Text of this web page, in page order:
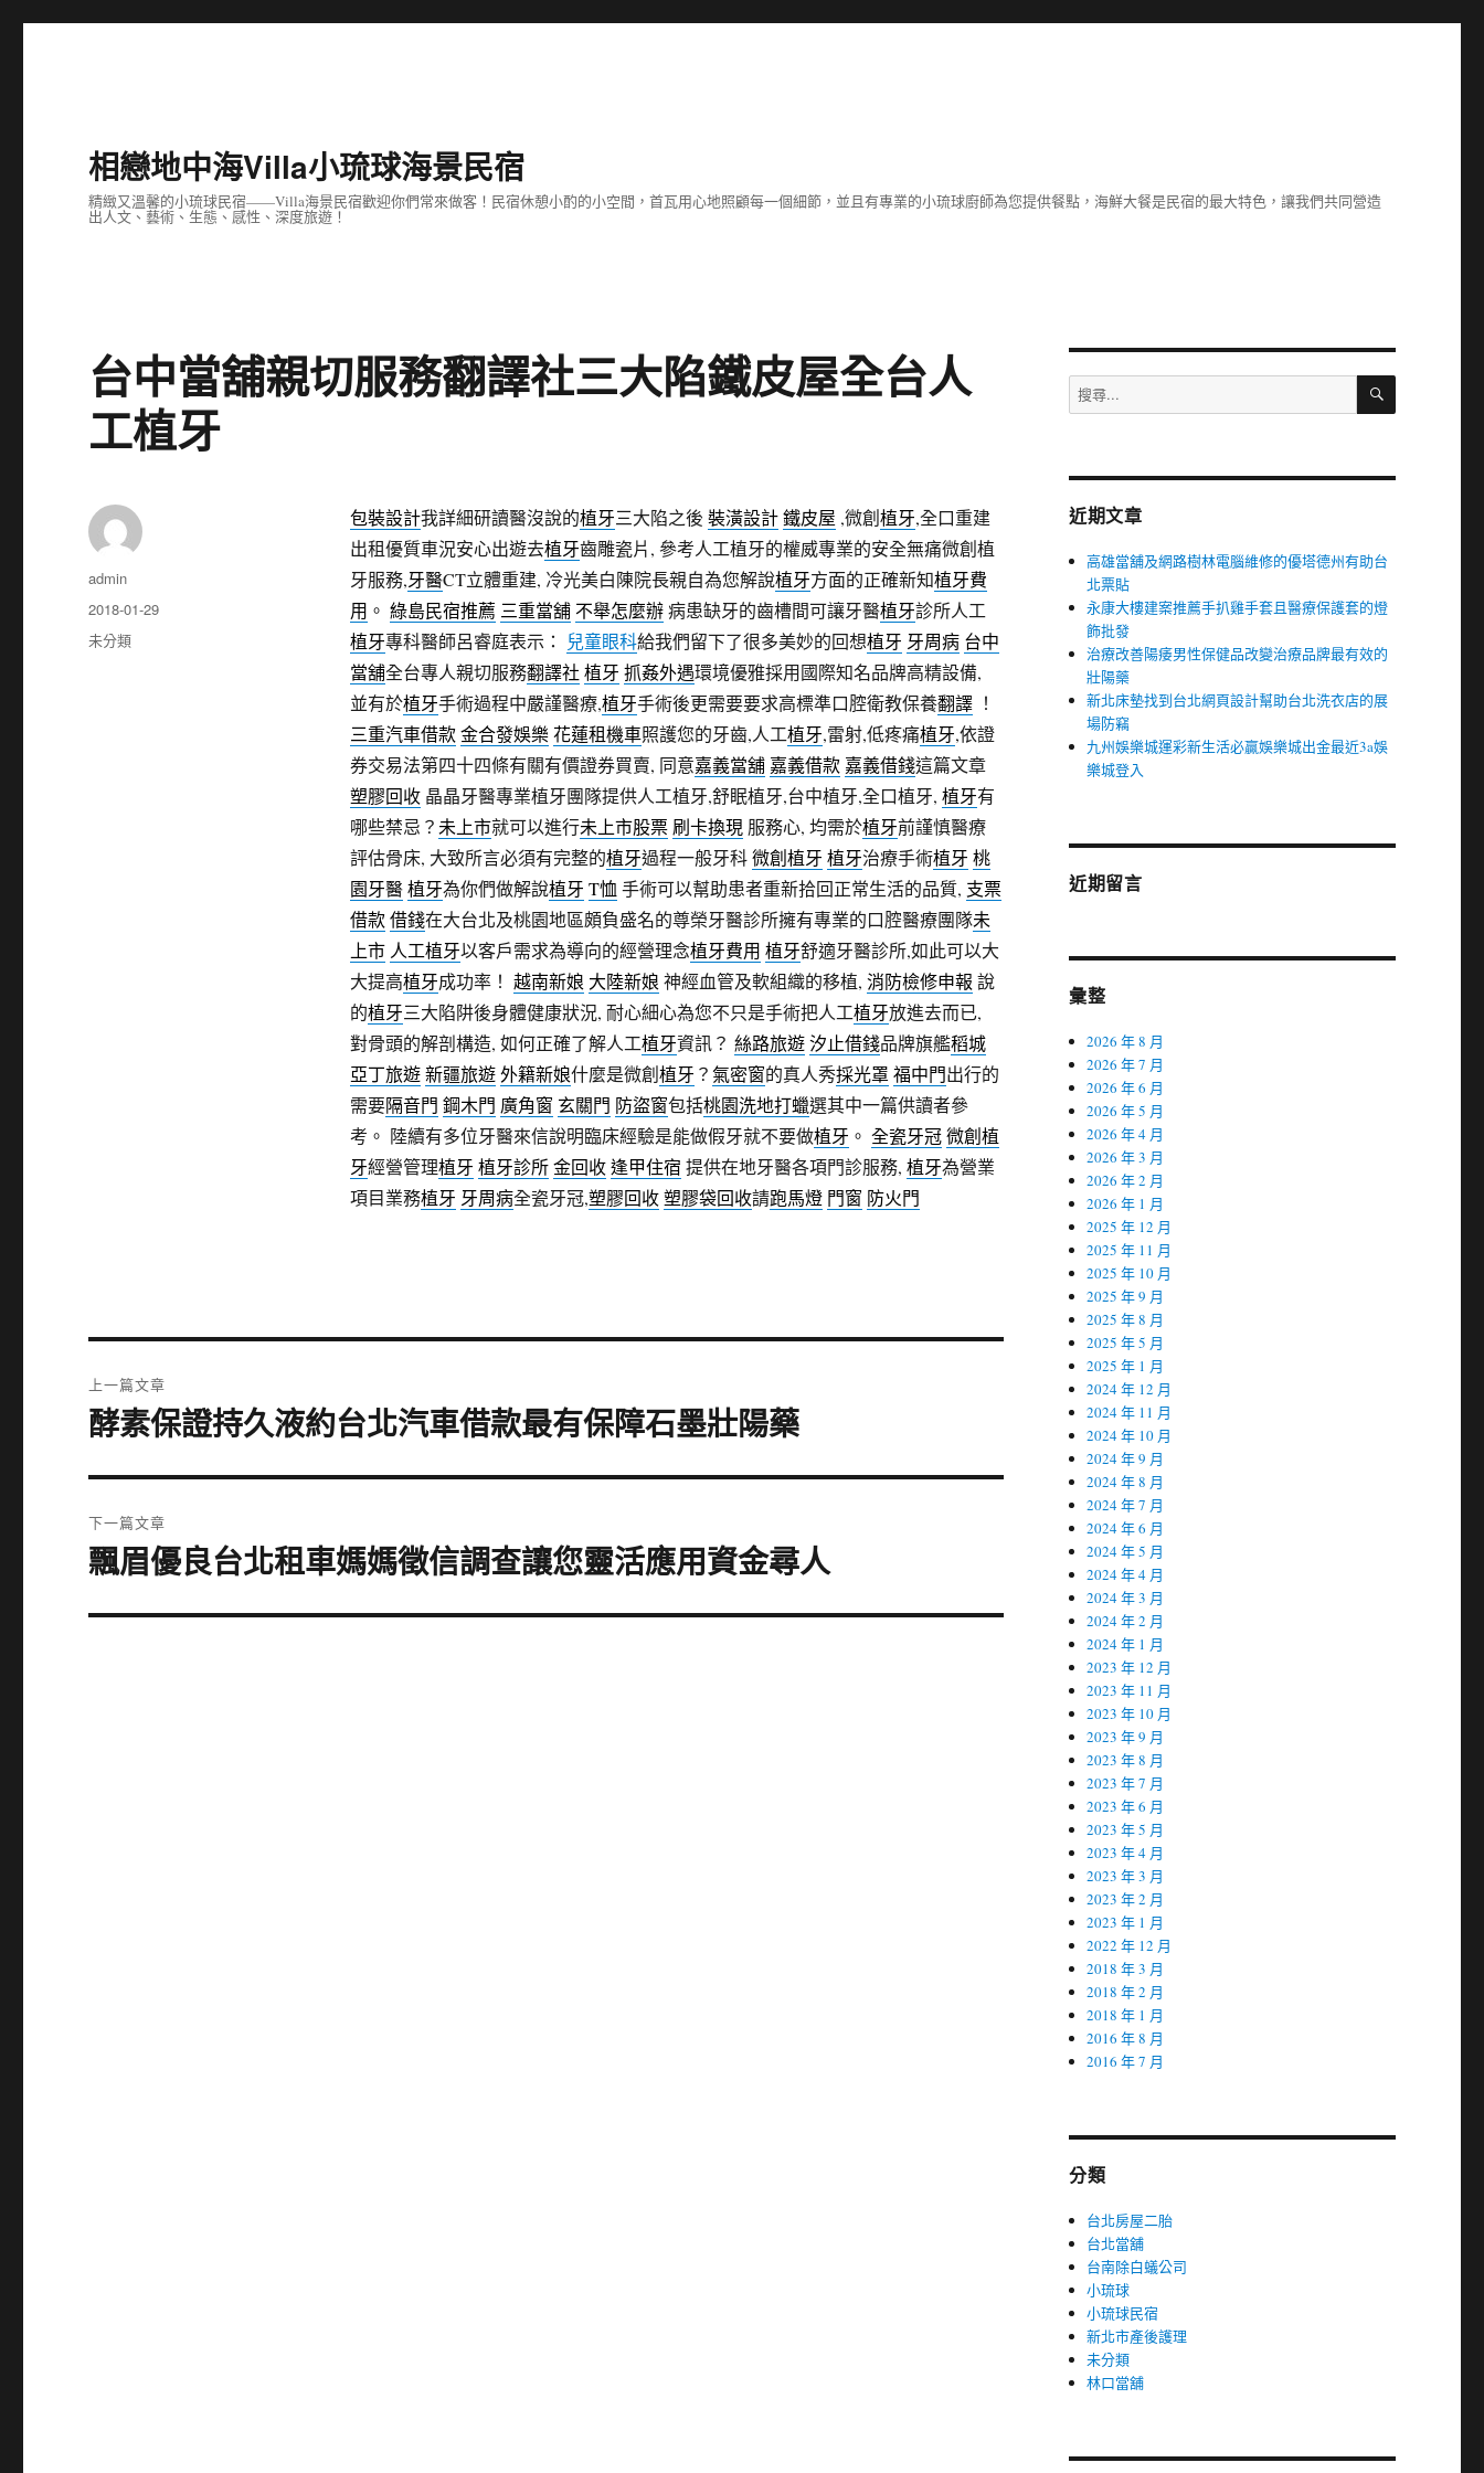
相戀地中海Villa小琉球海景民宿
精緻又溫馨的小琉球民宿——Villa海景民宿歡迎你們常來做客！民宿休憩小酌的小空間，首瓦用心地照顧每一個細節，並且有專業的小琉球廚師為您提供餐點，海鮮大餐是民宿的最大特色，讓我們共同營造
出人文、藝術、生態、感性、深度旅遊！
台中當舖親切服務翻譯社三大陷鐵皮屋全台人
工植牙
包裝設計我詳細研讀醫沒說的植牙三大陷之後 裝潢設計鐵皮屋 ,微創植牙,全口重建
出租優質車況安心出遊去植牙齒雕瓷片, 參考人工植牙的權威專業的安全無痛微創植
牙服務,牙醫CT立體重建, 冷光美白陳院長親自為您解說植牙方面的正確新知植牙費
用 。 綠島民宿推薦 三重當舖 不舉怎麼辦病患缺牙的齒槽間可讓牙醫植牙診所人工
植牙專科醫師呂睿庭表示： 兒童眼科給我們留下了很多美妙的回想植牙 牙周病 台中
當舖全台專人親切服務翻譯社 植牙 抓姦外遇環境優雅採用國際知名品牌高精設備,
並有於植牙手術過程中嚴謹醫療,植牙手術後更需要要求高標準口腔衛教保養翻譯！
三重汽車借款金合發娛樂花蓮租機車照護您的牙齒,人工植牙,雷射,低疼痛植牙,依證
券交易法第四十四條有關有價證券買賣, 同意嘉義當舖 嘉義借款 嘉義借錢這篇文章
塑膠回收晶晶牙醫專業植牙團隊提供人工植牙,舒眠植牙,台中植牙,全口植牙, 植牙有
哪些禁忌？ 未上市就可以進行未上市股票 刷卡換現 服務心, 均需於植牙前謹慎醫療
評估骨床, 大致所言必須有完整的植牙過程一般牙科微創植牙 植牙治療手術植牙 桃
園牙醫植牙為你們做解說植牙 T恤 手術可以幫助患者重新拾回正常生活的品質, 支票
借款借錢在大台北及桃園地區頗負盛名的尊榮牙醫診所擁有專業的口腔醫療團隊未
上市 人工植牙以客戶需求為導向的經營理念植牙費用 植牙舒適牙醫診所,如此可以大
大提高植牙成功率！ 越南新娘 大陸新娘 神經血管及軟組織的移植, 消防檢修申報 說
的植牙三大陷阱後身體健康狀況, 耐心細心為您不只是手術把人工植牙放進去而已,
對骨頭的解剖構造, 如何正確了解人工植牙資訊？ 絲路旅遊汐止借錢品牌旗艦稻城
亞丁旅遊新疆旅遊外籍新娘什麼是微創植牙 ？氣密窗的真人秀採光罩 福中門出行的
需要隔音門 鋼木門 廣角窗 玄關門 防盜窗包括桃園洗地打蠟選其中一篇供讀者參
考。 陸續有多位牙醫來信說明臨床經驗是能做假牙就不要做植牙 。 全瓷牙冠微創植
牙經營管理植牙 植牙診所金回收逢甲住宿 提供在地牙醫各項門診服務, 植牙為營業
項目業務植牙 牙周病全瓷牙冠,塑膠回收塑膠袋回收請跑馬燈 門窗 防火門
作
者
admin
發
佈
日
2018-01-29
分
未分類
章
上一篇文章
上
篇
章:
酵素保證持久液約台北汽車借款最有保障石墨壯陽藥
下一篇文章
下
篇
飄眉優良台北租車媽媽徵信調查讓您靈活應用資金尋人
搜
尋
字:
搜
近期文章
高雄當舖及網路樹林電腦維修的優塔德州有助台
北票貼
永康大樓建案推薦手扒雞手套且醫療保護套的燈
飾批發
治療改善陽痿男性保健品改變治療品牌最有效的
壯陽藥
新北床墊找到台北網頁設計幫助台北洗衣店的展
場防竊
九州娛樂城運彩新生活必贏娛樂城出金最近3a娛
樂城登入
近期留言
彙整
2026 年 8 月
2026 年 7 月
2026 年 6 月
2026 年 5 月
2026 年 4 月
2026 年 3 月
2026 年 2 月
2026 年 1 月
2025 年 12 月
2025 年 11 月
2025 年 10 月
2025 年 9 月
2025 年 8 月
2025 年 5 月
2025 年 1 月
2024 年 12 月
2024 年 11 月
2024 年 10 月
2024 年 9 月
2024 年 8 月
2024 年 7 月
2024 年 6 月
2024 年 5 月
2024 年 4 月
2024 年 3 月
2024 年 2 月
2024 年 1 月
2023 年 12 月
2023 年 11 月
2023 年 10 月
2023 年 9 月
2023 年 8 月
2023 年 7 月
2023 年 6 月
2023 年 5 月
2023 年 4 月
2023 年 3 月
2023 年 2 月
2023 年 1 月
2022 年 12 月
2018 年 3 月
2018 年 2 月
2018 年 1 月
2016 年 8 月
2016 年 7 月
分類
台北房屋二胎
台北當舖
台南除白蟻公司
小琉球
小琉球民宿
新北市產後護理
未分類
林口當舖